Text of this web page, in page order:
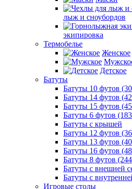
лыж и сноубордов
экипировка
Термобелье
Женское
Детское
Батуты
Батуты 10 футов
Батуты 14 футов
Батуты 15 футов
Батуты 6 футов
Батуты с крышей
Батуты 12 футов
Батуты 13 футов
Батуты 16 футов
Батуты 8 футов
Батуты с внешней
Батуты с
Игровые столы